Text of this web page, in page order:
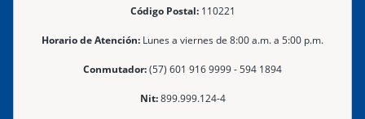
Código Postal:110221
Horario de Atención: Lunes a viernes de 8:00 a.m. a 5:00 p.m.
Conmutador:(57) 601 916 9999 - 594 1894
Nit:899.999.124-4